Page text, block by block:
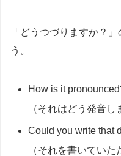
「どうつづりますか？
う。
How is it
（それはどう発音し
Could you write that
（それを書いていた